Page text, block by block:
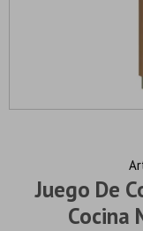
Juego De
Cocina